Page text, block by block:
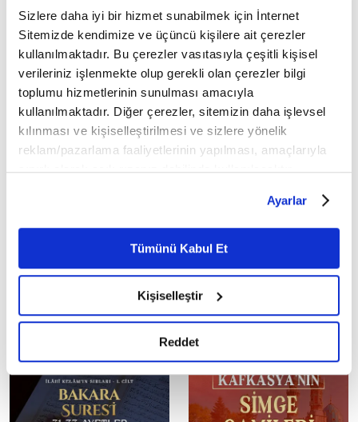
Sizlere daha iyi bir hizmet sunabilmek için İnternet
Sitemizde kendimize ve üçüncü kişilere ait çerezler
kullanılmaktadır. Bu çerezler vasıtasıyla çeşitli kişisel
verileriniz işlenmekte olup gerekli olan çerezler bilgi
toplumu hizmetlerinin sunulması amacıyla
kullanılmaktadır. Diğer çerezler, sitemizin daha işlevsel
kılınması ve kişiselleştirilmesi ve sizlere yönelik
reklam/pazarlama faaliyetlerinin yapılması, amaçlarıyla
sınırlı olarak açık rızanız dahilinde kullanılacaktır.
belirleyebilirsiniz. Çerezlere ilişkin detaylı bilgi için
Ayarlar butonuna tıklayabilir,Çerez Bilgilendirme
Metnimizi ziyaret edebilirsiniz.
6698 sayılı Kişisel Verilerin Korunması Kanunu uyarınca
okumak ve sitemizi ziyaretiniz kapsamında
gerçekleştirilen veri işleme faaliyetleri ile ilgili daha
detaylı bilgi almak için lütfentıklayınız.
Ayarlar
Tümünü Kabul Et
Kişiselleştir
Reddet
Mobil Uygulamamızı İndirin
İLGİNİZİ ÇEKEBİLECEK DİĞER MAKALELER
yolculuğu: Riyazet
İhlallerin gölgesinde
Harem-i İbrahim Camii